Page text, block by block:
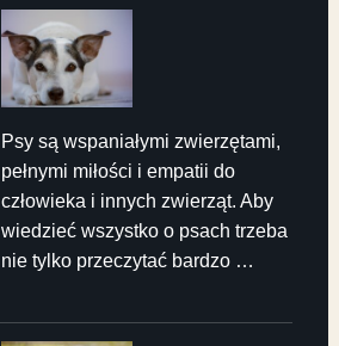
Psy są wspaniałymi zwierzętami,
pełnymi miłości i empatii do
człowieka i innych zwierząt. Aby
wiedzieć wszystko o psach trzeba
nie tylko przeczytać bardzo …